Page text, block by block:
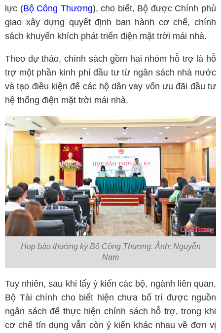
lực (Bộ Công Thương), cho biết, Bộ được Chính phủ
giao xây dựng quyết định ban hành cơ chế, chính
sách khuyến khích phát triển điện mặt trời mái nhà.
Theo dự thảo, chính sách gồm hai nhóm hỗ trợ là hỗ
trợ một phần kinh phí đầu tư từ ngân sách nhà nước
và tạo điều kiện để các hộ dân vay vốn ưu đãi đầu tư
hệ thống điện mặt trời mái nhà.
Họp báo thường kỳ Bộ Công Thương. Ảnh: Nguyễn
Nam
Tuy nhiên, sau khi lấy ý kiến các bộ, ngành liên quan,
Bộ Tài chính cho biết hiện chưa bố trí được nguồn
ngân sách để thực hiện chính sách hỗ trợ, trong khi
cơ chế tín dụng vẫn còn ý kiến khác nhau về đơn vị